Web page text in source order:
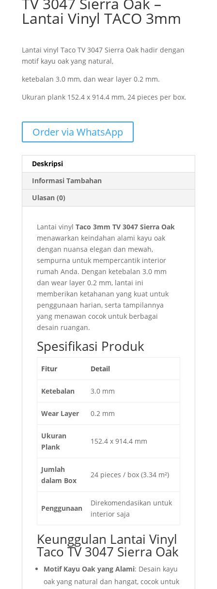
Lantai Vinyl TACO 3mm
Lantai vinyl Taco TV 3047 Sierra Oak hadir dengan
motif kayu oak yang natural,
ketebalan 3.0 mm, dan wear layer 0.2 mm.
Ukuran plank 152.4 x 914.4 mm, 24 pieces per box.
Order via WhatsApp
Deskripsi
Informasi Tambahan
Ulasan (0)
Lantai vinyl Taco 3mm TV 3047 Sierra Oak
menawarkan keindahan alami kayu oak
dengan nuansa elegan dan mewah,
sempurna untuk mempercantik interior
rumah Anda. Dengan ketebalan 3.0 mm
dan wear layer 0.2 mm, lantai ini
memberikan ketahanan yang kuat untuk
penggunaan harian, serta tampilannya
yang menawan cocok untuk berbagai
desain ruangan.
Spesifikasi Produk
Fitur Detail
Ketebalan 3.0 mm
Wear Layer 0.2 mm
Ukuran
Plank
152.4 x 914.4 mm
Jumlah
dalam Box
24 pieces / box (3.34 m²)
Penggunaan
Direkomendasikan untuk
interior saja
Keunggulan Lantai Vinyl
Taco TV 3047 Sierra Oak
Motif Kayu Oak yang Alami: Desain kayu
oak yang natural dan hangat, cocok untuk